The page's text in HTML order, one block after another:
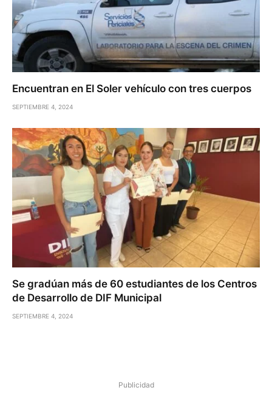
Encuentran en El Soler vehículo con tres cuerpos
SEPTIEMBRE 4, 2024
Se gradúan más de 60 estudiantes de los Centros
de Desarrollo de DIF Municipal
SEPTIEMBRE 4, 2024
Publicidad